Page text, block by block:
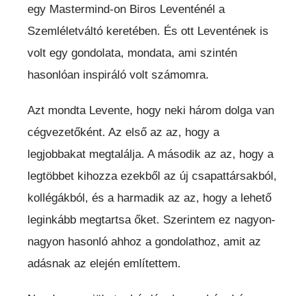
egy Mastermind-on Biros Leventénél a
Szemléletváltó keretében. És ott Leventének is
volt egy gondolata, mondata, ami szintén
hasonlóan inspiráló volt számomra.
Azt mondta Levente, hogy neki három dolga van
cégvezetőként. Az első az az, hogy a
legjobbakat megtalálja. A második az az, hogy a
legtöbbet kihozza ezekből az új csapattársakból,
kollégákból, és a harmadik az az, hogy a lehető
leginkább megtartsa őket. Szerintem ez nagyon-
nagyon hasonló ahhoz a gondolathoz, amit az
adásnak az elején említettem.